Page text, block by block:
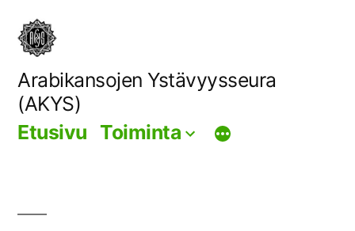
Siirry
sisältöön
Arabikansojen Ystävyysseura
(AKYS)
Etusivu Toiminta